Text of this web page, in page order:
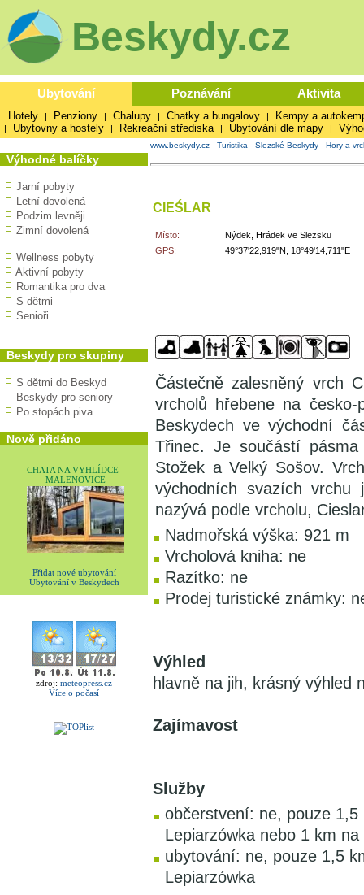
Beskydy.cz
Ubytování Poznávání Aktivita
Hotely | Penziony | Chalupy | Chatky a bungalovy | Kempy a
| Ubytovny a hostely | Rekreační střediska | Ubytování dle mapy |
Výhodné balíčky
Jarní pobyty
Letní dovolená
Podzim levněji
Zimní dovolená
Wellness pobyty
Aktivní pobyty
Romantika pro dva
S dětmi
Senioři
Beskydy pro skupiny
S dětmi do Beskyd
Beskydy pro seniory
Po stopách piva
Nově přidáno
CHATA NA VYHLÍDCE -
MALENOVICE
Přidat nové ubytování
Ubytování v Beskydech
zdroj: meteopress.cz
Více o počasí
www.beskydy.cz - Turistika - Slezské Beskydy - Hory a
CIEŚLAR
Místo:
Nýdek, Hrádek ve Slezsku
GPS:
49°37'22,919"N, 18°49'14,711"E
Částečně zalesněný vrch
vrcholů hřebene na česko-
Beskydech ve východní
Třinec. Je součástí
Stožek a Velký Sošov.
východních svazích
nazývá podle vrcholu,
Nadmořská výška: 921 m
Vrcholová kniha: ne
Razítko: ne
Prodej turistické známky:
Výhled
hlavně na jih, krásný výhled
Zajímavost
Služby
občerstvení: ne, pouze
Lepiarzówka nebo 1 km
ubytování: ne, pouze 1,5
Lepiarzówka